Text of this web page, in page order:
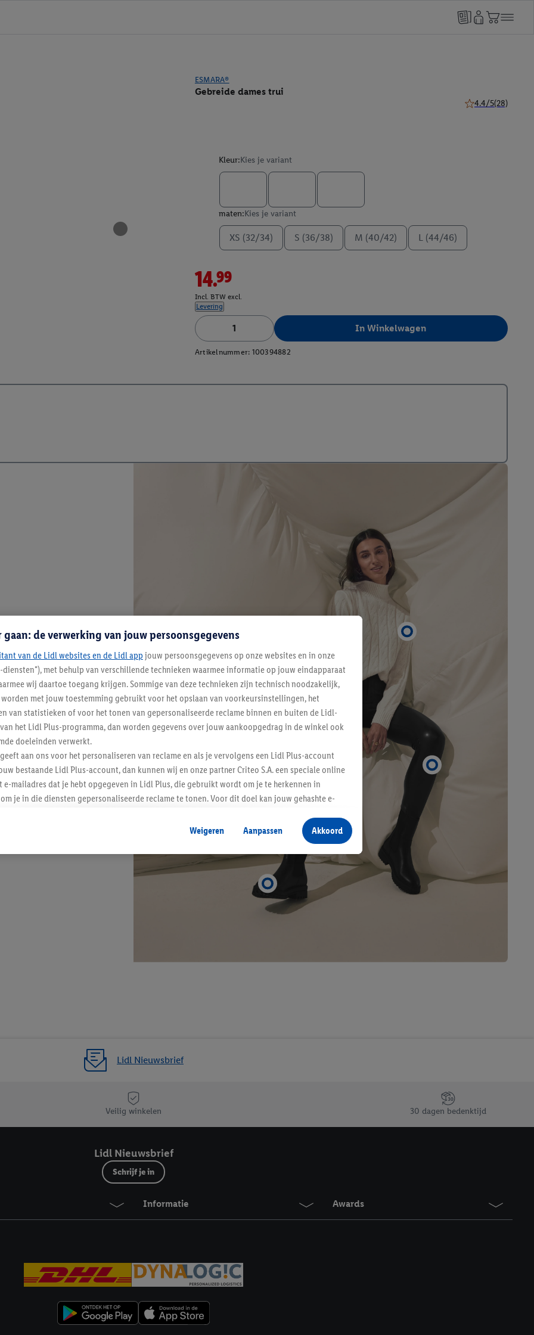
ESMARA®
Gebreide dames trui
4.4/5(28)
Kleur:Kies je variant
maten:Kies je variant
XS (32/34) S (36/38) M (40/42) L (44/46)
14.99
Incl. BTW excl.
Levering
In Winkelwagen
Artikelnummer: 100394882
Lidl Nieuwsbrief
Veilig winkelen 30 dagen bedenktijd
Lidl Nieuwsbrief
Schrijf je in
Informatie Awards
de verwerking van jouw persoonsgegevens
van de Lidl websites en de Lidl app jouw persoonsgegevens op onze websites en in onze
met behulp van verschillende technieken waarmee informatie op jouw eindapparaat
wij daartoe toegang krijgen. Sommige van deze technieken zijn technisch noodzakelijk,
met jouw toestemming gebruikt voor het opslaan van voorkeursinstellingen, het
van statistieken of voor het tonen van gepersonaliseerde reclame binnen en buiten de Lidl-
het Lidl Plus-programma, dan worden gegevens over jouw aankoopgedrag in de winkel ook
doeleinden verwerkt.
aan ons voor het personaliseren van reclame en als je vervolgens een Lidl Plus-account
bestaande Lidl Plus-account, dan kunnen wij en onze partner Criteo S.A. een speciale online
mailadres dat je hebt opgegeven in Lidl Plus, die gebruikt wordt om je te herkennen in
je in die diensten gepersonaliseerde reclame te tonen. Voor dit doel kan jouw gehashte e-
geeft, dan kunnen retargeting advertenties worden weergegeven voor producten waarin je
(bijvoorbeeld door het product in een winkelmandje van een online winkel te plaatsen
De retargeting advertenties kunnen op verschillende eindapparaten en binnen verschillende
als verschillende eindapparaten en Lidl-diensten, met behulp van jouw gehashte e-
andere identifiers of met identifiers waarover Criteo S.A. beschikt, aan jou kunnen worden
Weigeren Aanpassen Akkoord